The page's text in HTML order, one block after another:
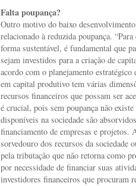
Falta poupança?
Outro motivo do baixo
relacionado à reduzida poupança.
forma sustentável, é fundamental que
sejam investidos para a criação de
acordo com o planejamento
em capital produtivo tem várias
recursos financeiros que possam ser
é crucial, pois sem poupança não
disponíveis na sociedade são
financiamento de empresas e projetos.
sorvedouro dos recursos da sociedade
pela tributação que não retorna como
por necessidade de financiar suas
investidores financeiros que procuram